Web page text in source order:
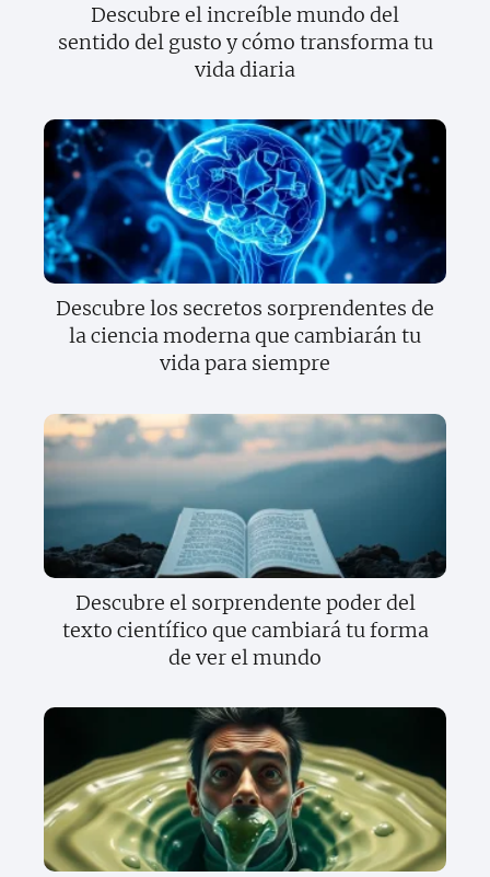
Descubre el increíble mundo del
sentido del gusto y cómo transforma tu
vida diaria
Descubre los secretos sorprendentes de
la ciencia moderna que cambiarán tu
vida para siempre
Descubre el sorprendente poder del
texto científico que cambiará tu forma
de ver el mundo